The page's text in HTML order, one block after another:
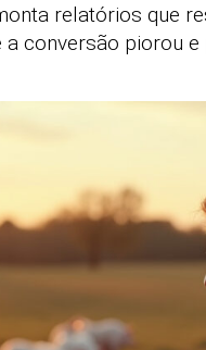
relatórios que
a conversão piorou